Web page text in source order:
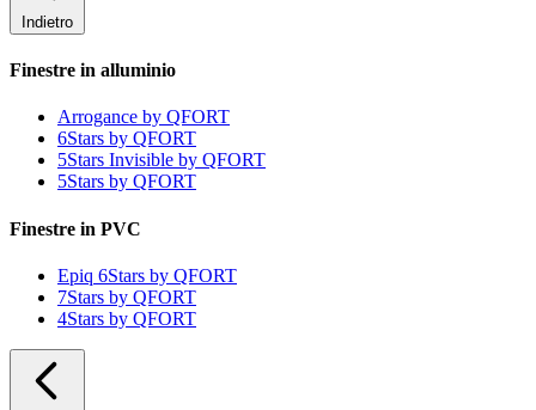
Indietro
Finestre in alluminio
Arrogance by QFORT
6Stars by QFORT
5Stars Invisible by QFORT
5Stars by QFORT
Finestre in PVC
Epiq 6Stars by QFORT
7Stars by QFORT
4Stars by QFORT